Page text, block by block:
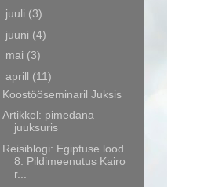
juuli (3)
juuni (4)
mai (3)
aprill (11)
Koostööseminaril Juksis
Artikkel: pimedana
juuksuris
Reisiblogi: Egiptuse lood
8. Pildimeenutus Kairo
r...